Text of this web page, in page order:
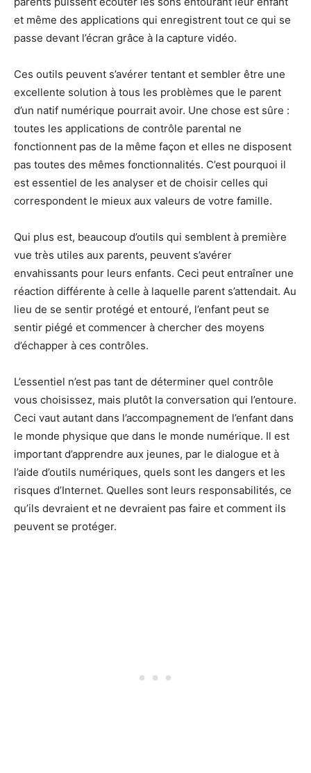
et même des applications qui enregistrent tout ce qui se
passe devant l’écran grâce à la capture vidéo.
Ces outils peuvent s’avérer tentant et sembler être une
excellente solution à tous les problèmes que le parent
d’un natif numérique pourrait avoir. Une chose est sûre :
toutes les applications de contrôle parental ne
fonctionnent pas de la même façon et elles ne disposent
pas toutes des mêmes fonctionnalités. C’est pourquoi il
est essentiel de les analyser et de choisir celles qui
correspondent le mieux aux valeurs de votre famille.
Qui plus est, beaucoup d’outils qui semblent à première
vue très utiles aux parents, peuvent s’avérer
envahissants pour leurs enfants. Ceci peut entraîner une
réaction différente à celle à laquelle parent s’attendait. Au
lieu de se sentir protégé et entouré, l’enfant peut se
sentir piégé et commencer à chercher des moyens
d’échapper à ces contrôles.
L’essentiel n’est pas tant de déterminer quel contrôle
vous choisissez, mais plutôt la conversation qui l’entoure.
Ceci vaut autant dans l’accompagnement de l’enfant dans
le monde physique que dans le monde numérique. Il est
important d’apprendre aux jeunes, par le dialogue et à
l’aide d’outils numériques, quels sont les dangers et les
risques d’Internet. Quelles sont leurs responsabilités, ce
qu’ils devraient et ne devraient pas faire et comment ils
peuvent se protéger.